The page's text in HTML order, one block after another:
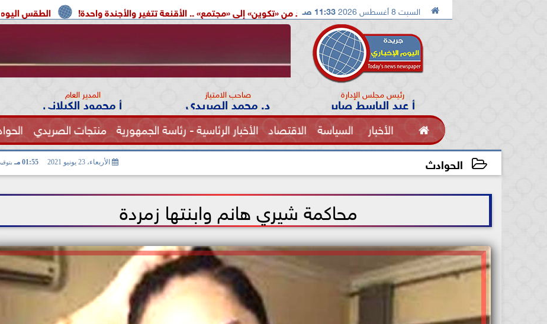
 السبت 8 أغسطس 2026 11:33 صـ الطقس اليوم.. شديد الحرارة الدكتور محمد الصريدي يكشف المخطط الجديد من «تكوين» إلى «مجتمع» .. الأقنعة تتغير والأجندة واحدة!
رئيس مجلس الإدارة
أ عبد الباسط صابر صاحب الامتياز
د. محمد الصريدي المدير العام
أ محمود الكيلاني
 الأخبار السياسة الاقتصاد الأخبار الرئاسية - رئاسة الجمهورية منتجات الصريدي
الفنون الصحة الحوادث الأربعاء، 23 يونيو 2021 01:55 مـ
محاكمة شيري هانم وابنتها زمردة